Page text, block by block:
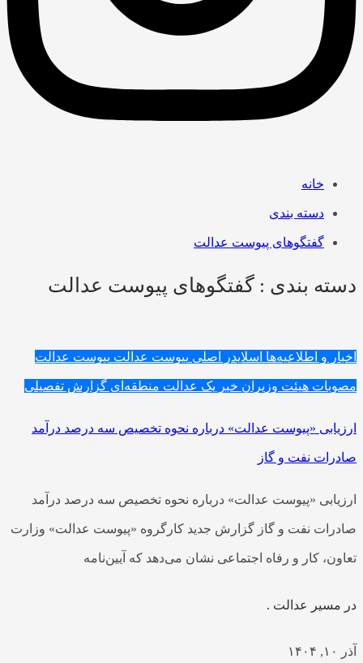
خانه
دسته بندی
گفتگوهای پیوست عدالت
دسته بندی : گفتگوهای پیوست عدالت
اخبار و اطلاعیه‌ها اسلایدر اصلی پیوست عدالت پیوست عدالت
مصوبات هیئت وزیران خبر یک عدالت منطقه‌ای گزارش تفصیلی
ارزیابی «پیوست عدالت» درباره نحوه تخصیص سه درصد درآمد
صادرات نفت و گاز
ارزیابی «پیوست عدالت» درباره نحوه تخصیص سه درصد درآمد
صادرات نفت و گاز گزارش جدید کارگروه «پیوست عدالت» وزارت
تعاون، کار و رفاه اجتماعی نشان می‌دهد که آیین‌نامه
در مسیر عدالت .
آذر ۱۰, ۱۴۰۴